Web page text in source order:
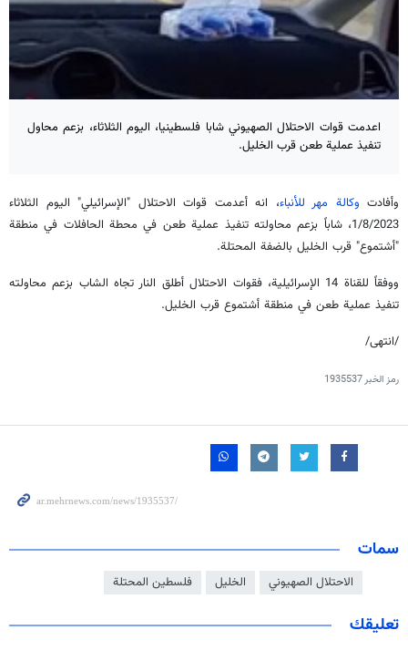
اعدمت قوات الاحتلال الصهيوني شابا فلسطينيا، اليوم الثلاثاء، بزعم محاول
تنفيذ عملية طعن قرب الخليل.
وأفادت وكالة مهر للأنباء، انه أعدمت قوات الاحتلال "الإسرائيلي" اليوم الثلاثاء
1/8/2023، شاباً بزعم محاولته تنفيذ عملية طعن في محطة الحافلات في منطقة
"أشتموع" قرب الخليل بالضفة المحتلة.
ووفقاً للقناة 14 الإسرائيلية، فقوات الاحتلال أطلق النار تجاه الشاب بزعم محاولته
تنفيذ عملية طعن في منطقة أشتموع قرب الخليل.
/انتهى/
رمز الخبر1935537
سمات
الاحتلال الصهيوني الخليل فلسطين المحتلة
تعليقك